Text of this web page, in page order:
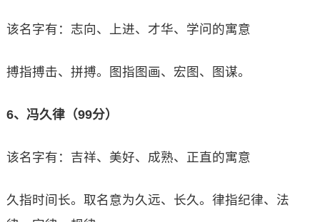
该名字有：志向、上进、才华、学问的寓意
搏指搏击、拼搏。图指图画、宏图、图谋。
6、冯久律（99分）
该名字有：吉祥、美好、成熟、正直的寓意
久指时间长。取名意为久远、长久。律指纪律、法